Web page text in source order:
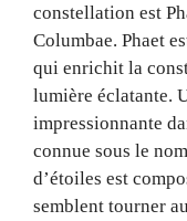
constellation est
Columbae. Phaet
qui enrichit la
lumière éclatante.
impressionnante
connue sous le
d’étoiles est
semblent tourner